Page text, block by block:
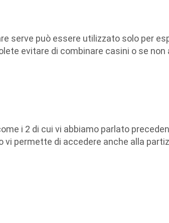
serve può essere utilizzato solo per
evitare di combinare casini o se non
i 2 di cui vi abbiamo parlato
vi permette di accedere anche alla